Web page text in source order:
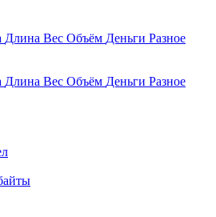
Длина Вес Объём Деньги Разное
Длина Вес Объём Деньги Разное